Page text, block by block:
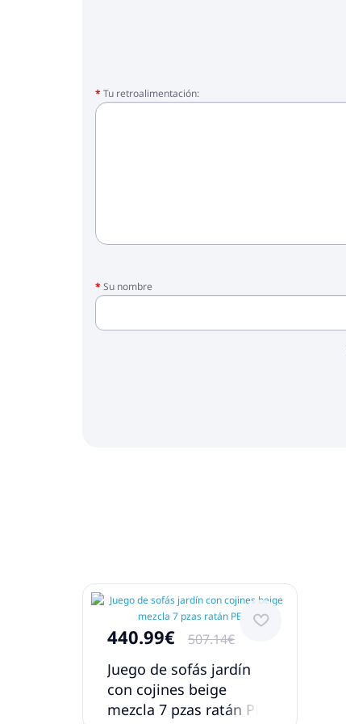
Tu retroalimentación:
Su nombre
440.99€ 507.14€
Juego de sofás jardín
con cojines beige
mezcla 7 pzas ratán PE